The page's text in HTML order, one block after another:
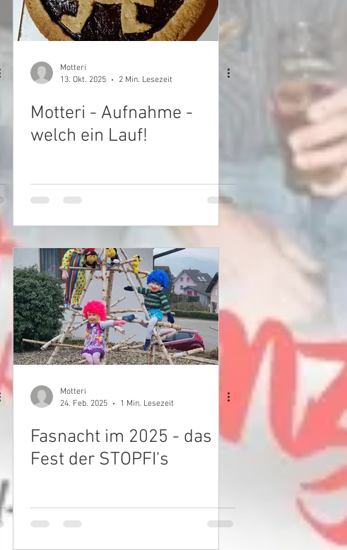
Motteri
13. Okt. 2025
2 Min. Lesezeit
Motteri - Aufnahme -
welch ein Lauf!
Motteri
24. Feb. 2025
1 Min. Lesezeit
Fasnacht im 2025 - das
Fest der STOPFI's